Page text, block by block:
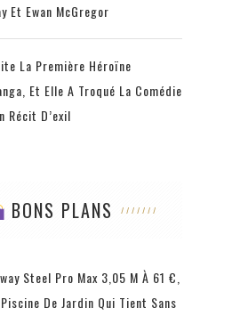
Et Ewan McGregor
La Première Héroïne
Et Elle A Troqué La Comédie
Récit D’exil
BONS PLANS
Steel Pro Max 3,05 M À 61 €,
De Jardin Qui Tient Sans